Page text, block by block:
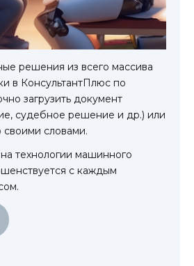
решения из всего массива
в КонсультантПлюс по
загрузить документ
судебное решение и др.) или
своими словами.
технологии машинного
с каждым